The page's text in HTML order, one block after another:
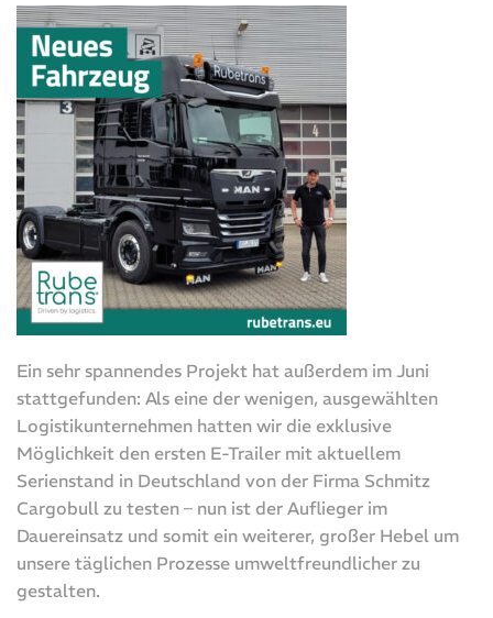
Ein sehr spannendes Projekt hat außerdem im Juni
stattgefunden: Als eine der wenigen, ausgewählten
Logistikunternehmen hatten wir die exklusive
Möglichkeit den ersten E-Trailer mit aktuellem
Serienstand in Deutschland von der Firma Schmitz
Cargobull zu testen – nun ist der Auflieger im
Dauereinsatz und somit ein weiterer, großer Hebel um
unsere täglichen Prozesse umweltfreundlicher zu
gestalten.